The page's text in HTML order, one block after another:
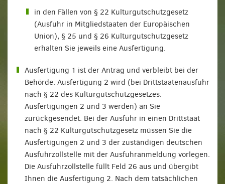
in den Fällen von § 22 Kulturgutschutzgesetz
(Ausfuhr in Mitgliedstaaten der Europäischen
Union), § 25 und § 26 Kulturgutschutzgesetz
erhalten Sie jeweils eine Ausfertigung.
Ausfertigung 1 ist der Antrag und verbleibt bei der
Behörde. Ausfertigung 2 wird (bei Drittstaatenausfuhr
nach § 22 des Kulturgutschutzgesetzes:
Ausfertigungen 2 und 3 werden) an Sie
zurückgesendet. Bei der Ausfuhr in einen Drittstaat
nach § 22 Kulturgutschutzgesetz müssen Sie die
Ausfertigungen 2 und 3 der zuständigen deutschen
Ausfuhrzollstelle mit der Ausfuhranmeldung vorlegen.
Die Ausfuhrzollstelle füllt Feld 26 aus und übergibt
Ihnen die Ausfertigung 2. Nach dem tatsächlichen